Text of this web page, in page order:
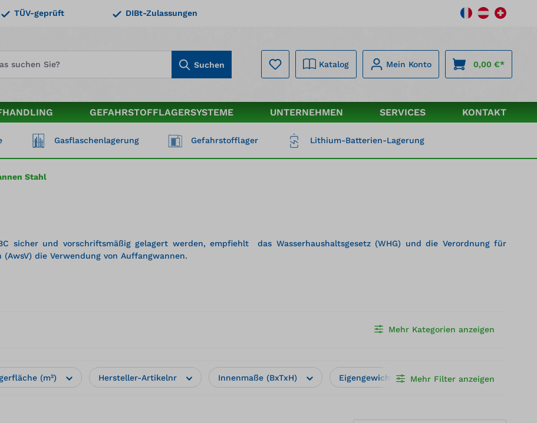
TÜV-geprüft DIBt-Zulassungen
Suchen Katalog Mein Konto 0,00 €*
GEFAHRSTOFFLAGERSYSTEME UNTERNEHMEN SERVICES KONTAKT
Gasflaschenlagerung Gefahrstofflager Lithium-Batterien-Lagerung
Stahl
sicher und vorschriftsmäßig gelagert werden, empfiehlt das Wasserhaushaltsgesetz (WHG) und die Verordnung für
die Verwendung von Auffangwannen.
Mehr Kategorien anzeigen
Mehr Filter anzeigen
(m²) Hersteller-Artikelnr Innenmaße (BxTxH) Eigengewicht (kg) Kapazität